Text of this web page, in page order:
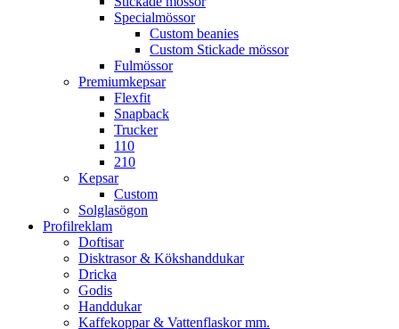
Specialmössor
Custom beanies
Custom Stickade mössor
Fulmössor
Premiumkepsar
Flexfit
Snapback
Trucker
110
210
Kepsar
Custom
Solglasögon
Profilreklam
Doftisar
Disktrasor & Kökshanddukar
Dricka
Godis
Handdukar
Kaffekoppar & Vattenflaskor mm.